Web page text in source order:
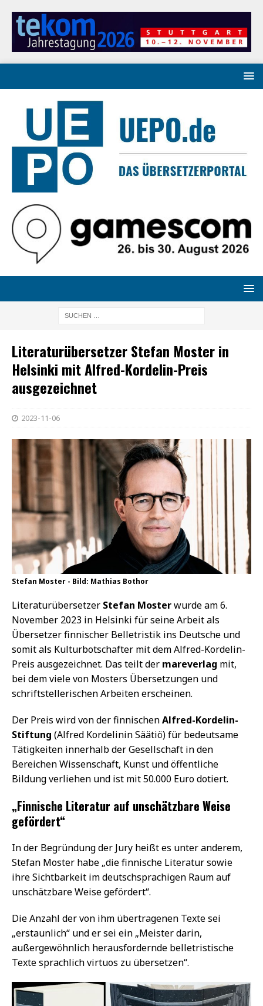
Literaturübersetzer Stefan Moster in
Helsinki mit Alfred-Kordelin-Preis
ausgezeichnet
2023-11-06
Stefan Moster - Bild: Mathias Bothor
Literaturübersetzer Stefan Mosterwurde am 6.
November 2023 in Helsinki für seine Arbeit als
Übersetzer finnischer Belletristik ins Deutsche und
somit als Kulturbotschafter mit dem Alfred-Kordelin-
Preis ausgezeichnet. Das teilt der mareverlag mit,
bei dem viele von Mosters Übersetzungen und
schriftstellerischen Arbeiten erscheinen.
Der Preis wird von der finnischenAlfred-Kordelin-
Stiftung (Alfred Kordelinin Säätiö) für bedeutsame
Tätigkeiten innerhalb der Gesellschaft in den
Bereichen Wissenschaft, Kunst und öffentliche
Bildung verliehen und ist mit 50.000 Euro dotiert.
„Finnische Literatur auf unschätzbare Weise
gefördert“
In der Begründung der Jury heißt es unter anderem,
Stefan Moster habe „die finnische Literatur sowie
ihre Sichtbarkeit im deutschsprachigen Raum auf
unschätzbare Weise gefördert“.
Die Anzahl der von ihm übertragenen Texte sei
„erstaunlich“ und er sei ein „Meister darin,
außergewöhnlich herausfordernde belletristische
Texte sprachlich virtuos zu übersetzen“.